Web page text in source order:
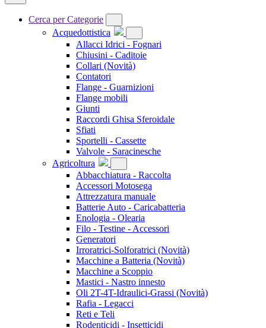
Cerca per Categorie
Acquedottistica
Allacci Idrici - Fognari
Chiusini - Caditoie
Collari (Novità)
Contatori
Flange - Guarnizioni
Flange mobili
Giunti
Raccordi Ghisa Sferoidale
Sfiati
Sportelli - Cassette
Valvole - Saracinesche
Agricoltura
Abbacchiatura - Raccolta
Accessori Motosega
Attrezzatura manuale
Batterie Auto - Caricabatteria
Enologia - Olearia
Filo - Testine - Accessori
Generatori
Irroratrici-Solforatrici (Novità)
Macchine a Batteria (Novità)
Macchine a Scoppio
Mastici - Nastro innesto
Oli 2T-4T-Idraulici-Grassi (Novità)
Rafia - Legacci
Reti e Teli
Rodenticidi - Insetticidi